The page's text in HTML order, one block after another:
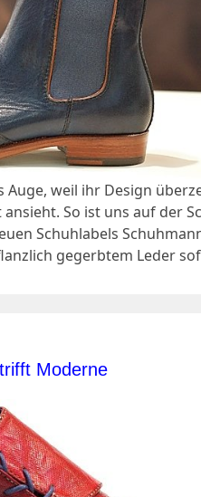
Auge, weil ihr Design
So ist uns auf der
Schuhlabels
gegerbtem Leder
Moderne